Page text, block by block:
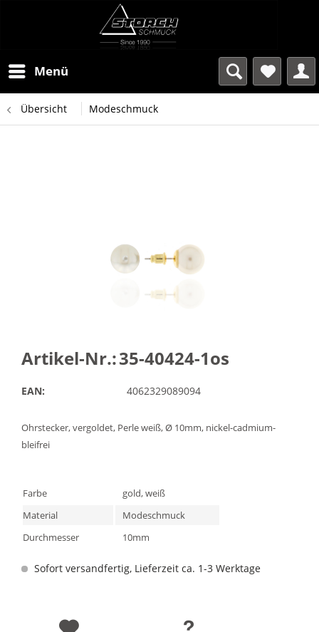
Menü
Übersicht Modeschmuck
Artikel-Nr.:35-40424-1os
EAN: 4062329089094
Ohrstecker, vergoldet, Perle weiß, Ø 10mm, nickel-cadmium-
bleifrei
Farbe
gold, weiß
Material
Modeschmuck
Durchmesser
10mm
Sofort versandfertig, Lieferzeit ca. 1-3 Werktage